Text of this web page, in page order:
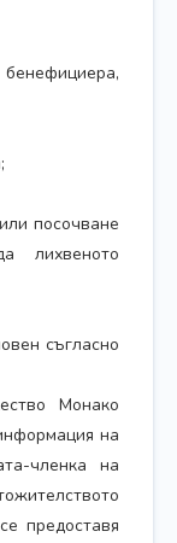
посочване
лихвеното
съгласно
Монако
на
членка на
предоставя